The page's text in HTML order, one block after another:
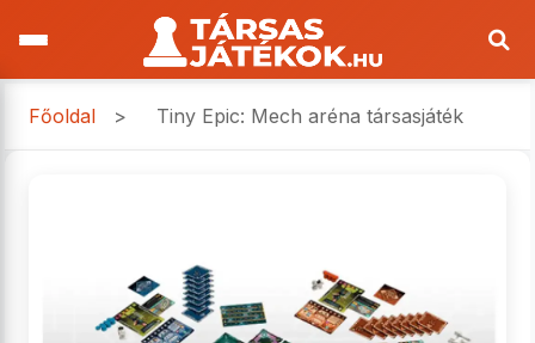
Főoldal > Tiny Epic: Mech aréna társasjáték